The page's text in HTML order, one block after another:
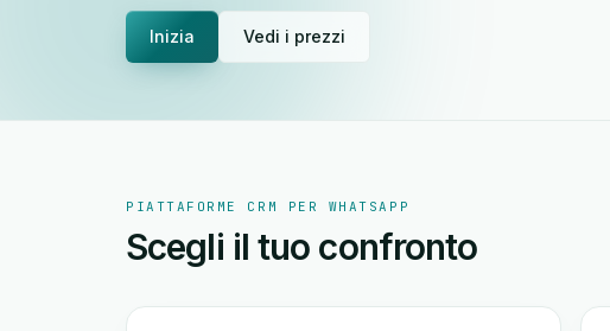
Inizia Vedi i prezzi
PIATTAFORME CRM PER WHATSAPP
Scegli il tuo confronto